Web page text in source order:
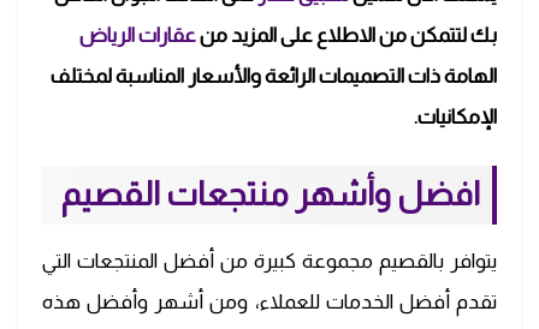
بك لتتمكن من الاطلاع على المزيد منعقارات الرياض
الهامة ذات التصميمات الرائعة والأسعار المناسبة لمختلف
الإمكانيات.
افضل وأشهر منتجعات القصيم
يتوافر بالقصيم مجموعة كبيرة من أفضل المنتجعات التي
تقدم أفضل الخدمات للعملاء، ومن أشهر وأفضل هذه